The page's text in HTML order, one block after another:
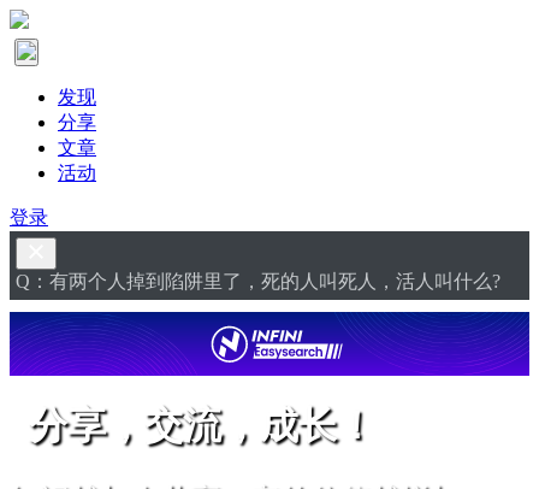
发现
分享
文章
活动
登录
Q：有两个人掉到陷阱里了，死的人叫死人，活人叫什么?
分享，交流，成长！